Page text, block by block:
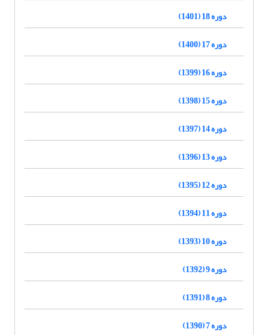
دوره 18 (1401)
دوره 17 (1400)
دوره 16 (1399)
دوره 15 (1398)
دوره 14 (1397)
دوره 13 (1396)
دوره 12 (1395)
دوره 11 (1394)
دوره 10 (1393)
دوره 9 (1392)
دوره 8 (1391)
دوره 7 (1390)